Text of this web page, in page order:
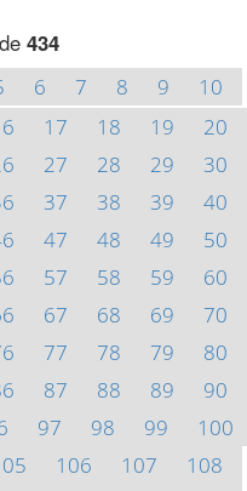
434
6 7 8 9
10
17 18 19
20
27 28 29
30
37 38 39
40
47 48 49
50
57 58 59
60
67 68 69
70
77 78 79
80
87 88 89
90
97 98 99
100
106 107
108